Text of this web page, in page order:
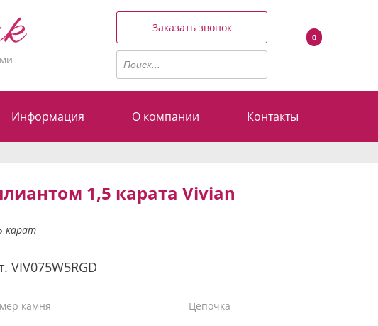
Заказать звонок
0
Информация О компании Контакты
1,5 карата Vivian
карат
VIV075W5RGD
камня Цепочка